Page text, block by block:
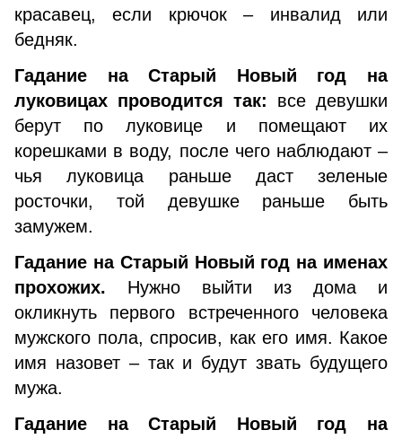
красавец, если крючок – инвалид или
бедняк.
Гадание на Старый Новый год на
луковицах проводится так: все девушки
берут по луковице и помещают их
корешками в воду, после чего наблюдают –
чья луковица раньше даст зеленые
росточки, той девушке раньше быть
замужем.
Гадание на Старый Новый год на именах
прохожих. Нужно выйти из дома и
окликнуть первого встреченного человека
мужского пола, спросив, как его имя. Какое
имя назовет – так и будут звать будущего
мужа.
Гадание на Старый Новый год на